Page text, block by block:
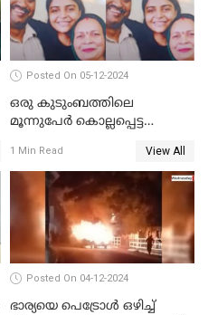
Posted On 05-12-2024
ഒരു കുടുംബത്തിലെ
മൂന്നുപേര്‍ കൊല്ലപ്പെട്ട
1 Min Read View All
Posted On 04-12-2024
ഭാര്യയെ പെട്രോള്‍ ഒഴിച്ച്